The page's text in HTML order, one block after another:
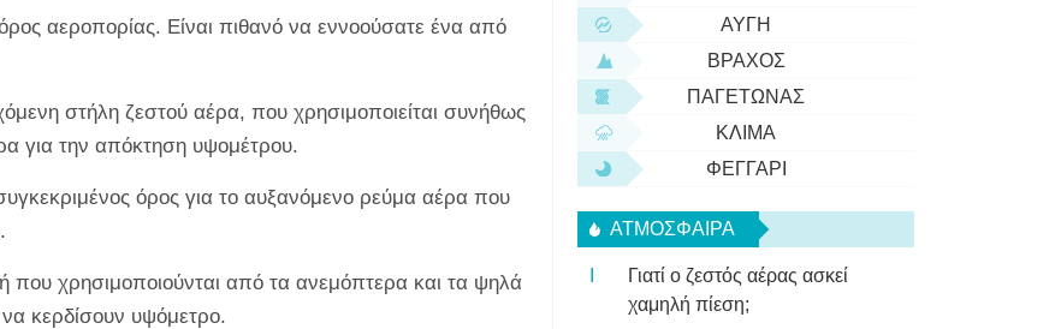
αεροπορίας. Είναι πιθανό να εννοούσατε ένα από
στήλη ζεστού αέρα, που χρησιμοποιείται συνήθως
για την απόκτηση υψομέτρου.
όρος για το αυξανόμενο ρεύμα αέρα που
που χρησιμοποιούνται από τα ανεμόπτερα και τα ψηλά
κερδίσουν υψόμετρο.
ΑΥΓΉ
ΒΡΆΧΟΣ
ΠΑΓΕΤΏΝΑΣ
ΚΛΊΜΑ
ΦΕΓΓΆΡΙ
ΑΤΜΌΣΦΑΙΡΑ
Γιατί ο ζεστός αέρας ασκεί
χαμηλή πίεση;